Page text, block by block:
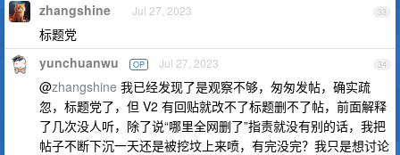
33
zhangshine Jul 27, 2023
标题党
34
yunchuanwu OP Jul 27, 2023
@zhangshine 我已经发现了是观察不够，匆匆发帖，确实疏
忽，标题党了，但 V2 有回贴就改不了标题删不了帖，前面解释
了几次没人听，除了说“哪里全网删了”指责就没有别的话，我把
帖子不断下沉一天还是被挖坟上来喷，有完没完？我只是想讨论